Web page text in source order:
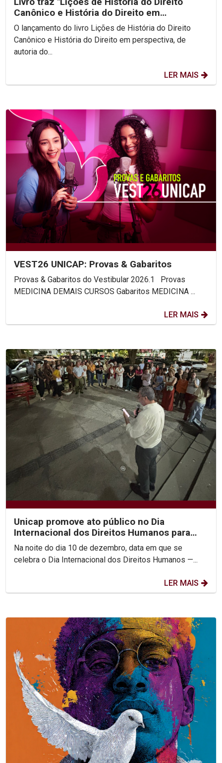
Canônico e História do Direito em
perspectiva"
O lançamento do livro Lições de História do Direito
Canônico e História do Direito em perspectiva, de
autoria do...
LER MAIS
VEST26 UNICAP: Provas & Gabaritos
Provas & Gabaritos do Vestibular 2026.1 Provas
MEDICINA DEMAIS CURSOS Gabaritos MEDICINA ...
LER MAIS
Unicap promove ato público no Dia
Internacional dos Direitos Humanos para
combater feminicídio e...
Na noite do dia 10 de dezembro, data em que se
celebra o Dia Internacional dos Direitos Humanos —...
LER MAIS